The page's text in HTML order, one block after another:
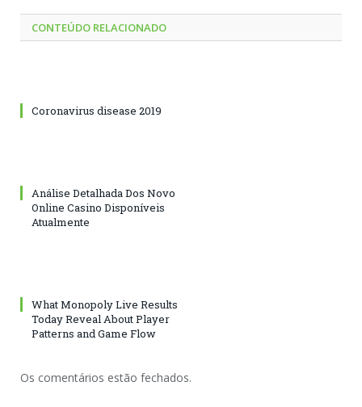
CONTEÚDO RELACIONADO
Coronavirus disease 2019
Análise Detalhada Dos Novo
Online Casino Disponíveis
Atualmente
What Monopoly Live Results
Today Reveal About Player
Patterns and Game Flow
Os comentários estão fechados.